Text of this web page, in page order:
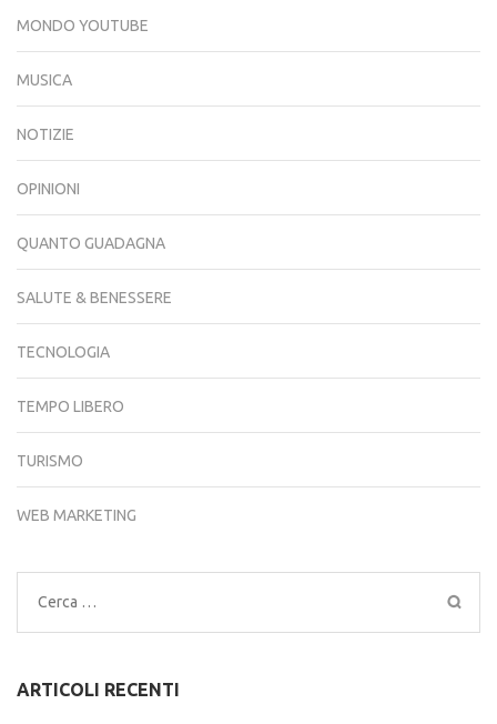
MONDO YOUTUBE
MUSICA
NOTIZIE
OPINIONI
QUANTO GUADAGNA
SALUTE & BENESSERE
TECNOLOGIA
TEMPO LIBERO
TURISMO
WEB MARKETING
Ricerca
per:
ARTICOLI RECENTI